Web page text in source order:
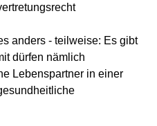
anders - teilweise: Es gibt
dürfen nämlich
Lebenspartner in einer